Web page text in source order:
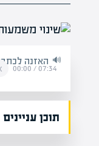
האזנה
07:34
/
00:00
תוכן עניינים